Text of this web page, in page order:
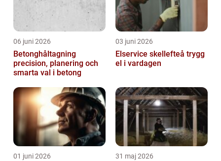
06 juni 2026
Betonghåltagning
precision, planering och
smarta val i betong
03 juni 2026
Elservice skellefteå trygg
el i vardagen
01 juni 2026 31 maj 2026